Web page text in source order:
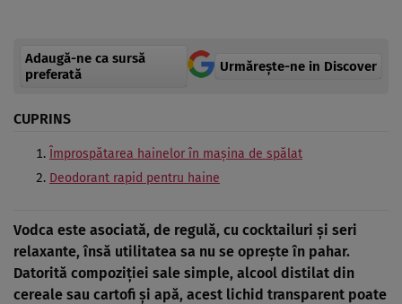
Adaugă-ne ca sursă
preferată
Urmărește-ne in Discover
CUPRINS
Împrospătarea hainelor în mașina de spălat
Deodorant rapid pentru haine
Vodca este asociată, de regulă, cu cocktailuri și seri
relaxante, însă utilitatea sa nu se oprește în pahar.
Datorită compoziției sale simple, alcool distilat din
cereale sau cartofi și apă, acest lichid transparent poate